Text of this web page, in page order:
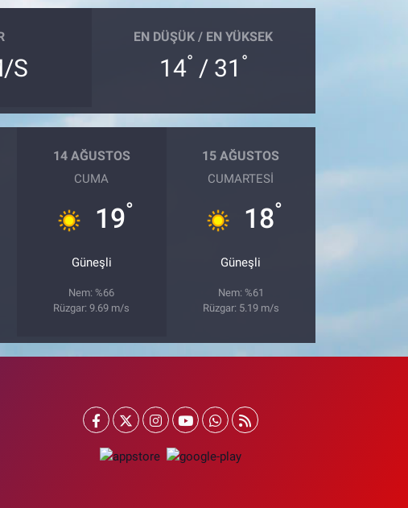
S
EN DÜŞÜK / EN YÜKSEK
14° / 31 °
14 AĞUSTOS
CUMA
19°
Güneşli
Nem: %66
Rüzgar: 9.69 m/s
15 AĞUSTOS
CUMARTESI
18°
Güneşli
Nem: %61
Rüzgar: 5.19 m/s